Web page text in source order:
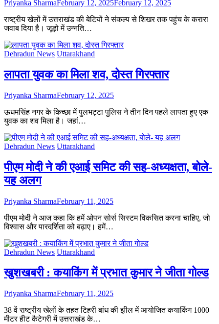
Priyanka SharmaFebruary 12, 2025February 12, 2025
राष्ट्रीय खेलों में उत्तराखंड की बेटियों ने संकल्प से शिखर तक पहुंच के करारा
जवाब दिया है। जूड़ो में उन्नति…
Dehradun News Uttarakhand
लापता युवक का मिला शव, दोस्त गिरफ्तार
Priyanka SharmaFebruary 12, 2025
ऊधमसिंह नगर के किच्छा में पुलभट्टा पुलिस ने तीन दिन पहले लापता हुए एक
युवक का शव मिला है। जहां…
Dehradun News Uttarakhand
पीएम मोदी ने की एआई समिट की सह-अध्यक्षता, बोले-
यह अलग
Priyanka SharmaFebruary 11, 2025
पीएम मोदी ने आज कहा कि हमें ओपन सोर्स सिस्टम विकसित करना चाहिए, जो
विश्वास और पारदर्शिता को बढ़ाए। हमें…
Dehradun News Uttarakhand
खुशखबरी : कयाकिंग में प्रभात कुमार ने जीता गोल्ड
Priyanka SharmaFebruary 11, 2025
38 वें राष्ट्रीय खेलों के तहत टिहरी बांध की झील में आयोजित कयाकिंग 1000
मीटर हीट कैटेगरी में उत्तराखंड के…